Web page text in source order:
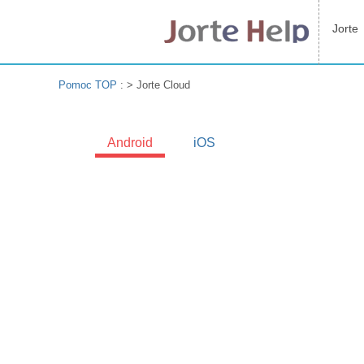
Jorte
Pomoc TOP : > Jorte Cloud
Android iOS